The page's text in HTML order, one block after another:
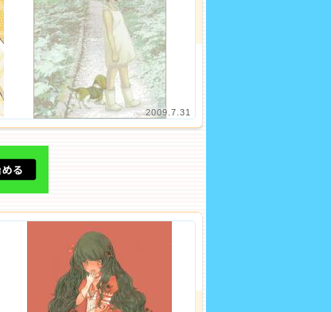
2009.7.31